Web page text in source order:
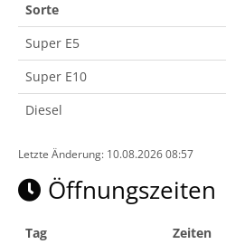
Sorte
Super E5
Super E10
Diesel
Letzte Änderung: 10.08.2026 08:57
Öffnungszeiten
Tag
Zeiten